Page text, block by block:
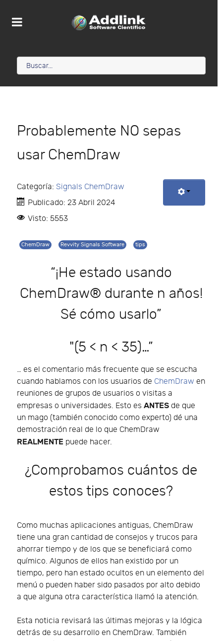
Probablemente NO sepas
usar ChemDraw
Categoría: Signals ChemDraw
Publicado: 23 Abril 2024
Visto: 5553
ChemDraw Revvity Signals Software tips
“¡He estado usando
ChemDraw® durante n años!
Sé cómo usarlo”
"(5 < n < 35)…”
… es el comentario más frecuente que se escucha
cuando hablamos con los usuarios de ChemDraw en
reuniones de grupos de usuarios o visitas a
empresas o universidades. Esto es ANTES de que
un mago (también conocido como experto) dé una
demostración real de lo que ChemDraw
REALMENTE puede hacer.
¿Comprobamos cuántos de
estos tips conoces?
Como muchas aplicaciones antiguas, ChemDraw
tiene una gran cantidad de consejos y trucos para
ahorrar tiempo y de los que se beneficiará como
químico. Algunos de ellos han existido por un
tiempo, pero han estado ocultos en un elemento del
menú o pueden haber sido pasados ​​por alto debido
a que alguna otra característica llamó la atención.
Esta noticia revisará las últimas mejoras y la lógica
detrás de su desarrollo en ChemDraw. También